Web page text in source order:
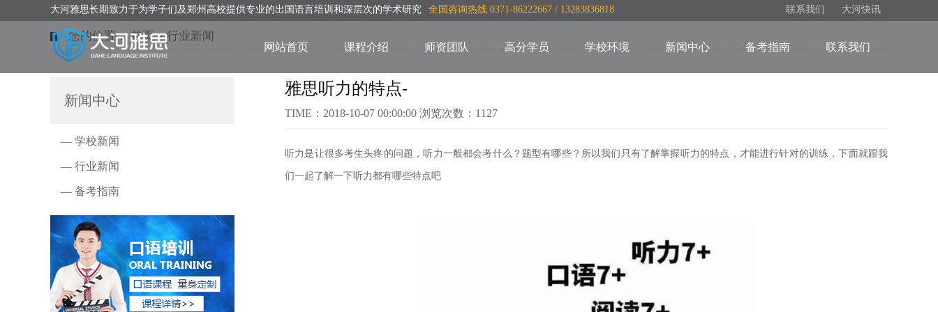
大河雅思长期致力于为学子们及郑州高校提供专业的出国语言培训和深层次的学术研究 全国咨询热线 0371-86222667 / 13283836818 联系我们 大河快讯
网站首页 课程介绍 师资团队 高分学员 学校环境 新闻中心 备考指南 联系我们
您的位置：首页>行业新闻
新闻中心
— 学校新闻
— 行业新闻
— 备考指南
雅思听力的特点-
TIME：2018-10-07 00:00:00 浏览次数：1127
听力是让很多考生头疼的问题，听力一般都会考什么？题型有哪些？所以我们只有了解掌握听力的特点，才能进行针对的训练，下面就跟我
们一起了解一下听力都有哪些特点吧